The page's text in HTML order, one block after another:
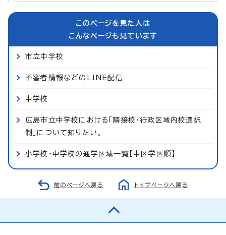
このページを見た人は
こんなページも見ています
市立中学校
不審者情報などのLINE配信
中学校
広島市立中学校における「隣接校・行政区域内校選択
制」について知りたい。
小学校・中学校の通学区域一覧【中区学区順】
前のページへ戻る トップページへ戻る